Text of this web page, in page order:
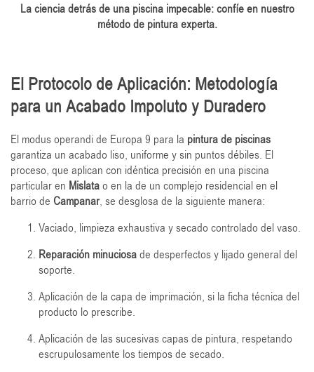
La ciencia detrás de una piscina impecable: confíe en nuestro
método de pintura experta.
El Protocolo de Aplicación: Metodología
para un Acabado Impoluto y Duradero
El modus operandi de Europa 9 para la pintura de piscinas
garantiza un acabado liso, uniforme y sin puntos débiles. El
proceso, que aplican con idéntica precisión en una piscina
particular en Mislatao en la de un complejo residencial en el
barrio de Campanar, se desglosa de la siguiente manera:
Vaciado, limpieza exhaustiva y secado controlado del vaso.
Reparación minuciosade desperfectos y lijado general del
soporte.
Aplicación de la capa de imprimación, si la ficha técnica del
producto lo prescribe.
Aplicación de las sucesivas capas de pintura, respetando
escrupulosamente los tiempos de secado.